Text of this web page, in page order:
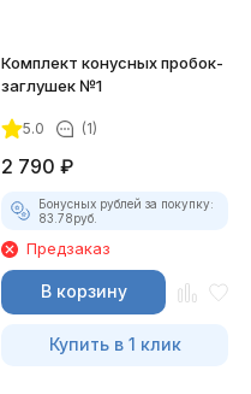
Комплект конусных пробок-
заглушек №1
5.0 (1)
2 790 ₽
Бонусных рублей за покупку:
83.78руб.
Предзаказ
В корзину
Купить в 1 клик